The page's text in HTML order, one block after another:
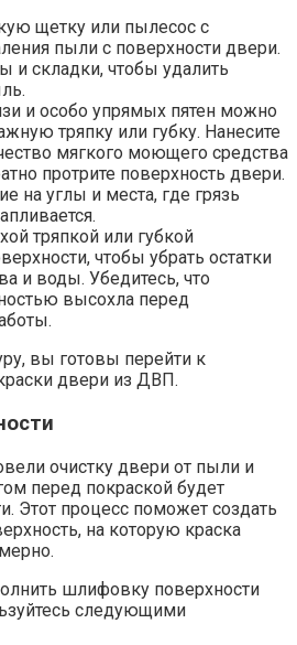
щетку или пылесос с
пыли с поверхности двери.​
и складки, чтобы удалить
и особо упрямых пятен можно
тряпку или губку.​ Нанесите
мягкого моющего средства
протрите поверхность двери.​
на углы и места, где грязь
тряпкой или губкой
чтобы убрать остатки
и воды.​ Убедитесь, что
высохла перед
вы готовы перейти к
двери из ДВП.​
очистку двери от пыли и
перед покраской будет
Этот процесс поможет создать
на которую краска
шлифовку поверхности
следующими